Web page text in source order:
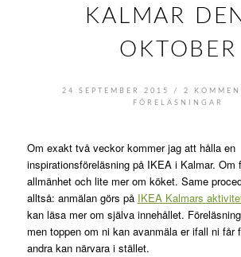
KALMAR
OKTOBER
24 SEPTEMBER 2015 / 2
FÖRELÄSNINGAR
Om exakt två veckor kommer jag att hålla en
inspirationsföreläsning på IKEA i Kalmar. Om
allmänhet och lite mer om köket. Same
alltså: anmälan görs på IKEA Kalmars
kan läsa mer om själva innehållet.
men toppen om ni kan avanmäla er ifall ni får
andra kan närvara i stället.